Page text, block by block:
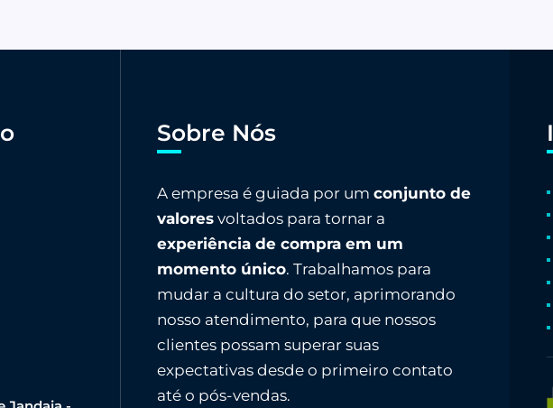
Sobre Nós
A empresa é guiada por umconjunto de
valores voltados para tornar a
experiência de compra em um
momento único. Trabalhamos para
mudar a cultura do setor, aprimorando
nosso atendimento, para que nossos
clientes possam superar suas
expectativas desde o primeiro contato
até o pós-vendas.